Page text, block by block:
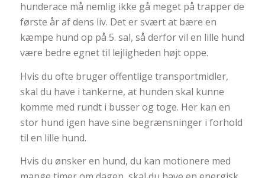
hunderace må nemlig ikke gå meget på trapper de
første år af dens liv. Det er svært at bære en
kæmpe hund op på 5. sal, så derfor vil en lille hund
være bedre egnet til lejligheden højt oppe.
Hvis du ofte bruger offentlige transportmidler,
skal du have i tankerne, at hunden skal kunne
komme med rundt i busser og toge. Her kan en
stor hund igen have sine begrænsninger i forhold
til en lille hund.
Hvis du ønsker en hund, du kan motionere med